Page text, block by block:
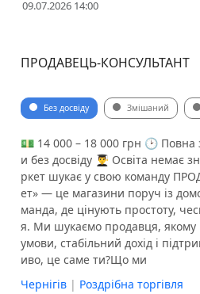
09.07.2026 14:00
ПРОДАВЕЦЬ-КОНСУЛЬТАНТ
Без досвіду Змішаний
💵 14 000 – 18 000 грн 🕑 Повна
и без досвіду 👨‍🎓 Освіта
ркет шукає у свою команду
ет» — це магазини поруч із
манда, де цінують простоту,
я. Ми шукаємо продавця, якому
умови, стабільний дохід і
иво, це саме ти?Що ми
Чернігів | Роздрібна торгівля